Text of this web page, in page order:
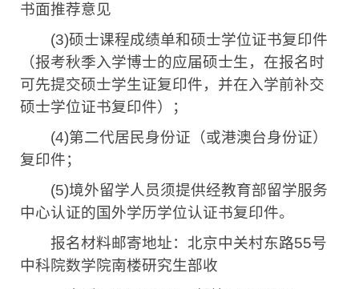
书面推荐意见
(3)硕士课程成绩单和硕士学位证书复印件
（报考秋季入学博士的应届硕士生，在报名时
可先提交硕士学生证复印件，并在入学前补交
硕士学位证书复印件）；
(4)第二代居民身份证（或港澳台身份证）
复印件；
(5)境外留学人员须提供经教育部留学服务
中心认证的国外学历学位认证书复印件。
报名材料邮寄地址：北京中关村东路55号
中科院数学院南楼研究生部收